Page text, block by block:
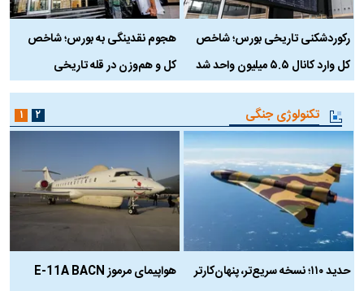
رکوردشکنی تاریخی بورس؛ شاخص
کل وارد کانال ۵.۵ میلیون واحد شد
هجوم نقدینگی به بورس؛ شاخص
کل و هم‌وزن در قله تاریخی
تکنولوژی جنگی
حدید ۱۱۰؛ نسخه سریع‌تر، پنهان‌کارتر
هواپیمای مرموز E-11A BACN
۱ ۲